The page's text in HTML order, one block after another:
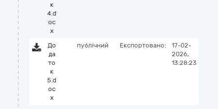
к
4.d
oc
x
До
да
то
к
5.d
oc
x
публічний Експортовано:
17-02-
2026,
13:28:23